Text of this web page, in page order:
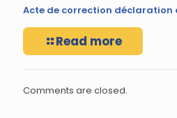
Acte de correction déclaration
Read more
Comments are closed.